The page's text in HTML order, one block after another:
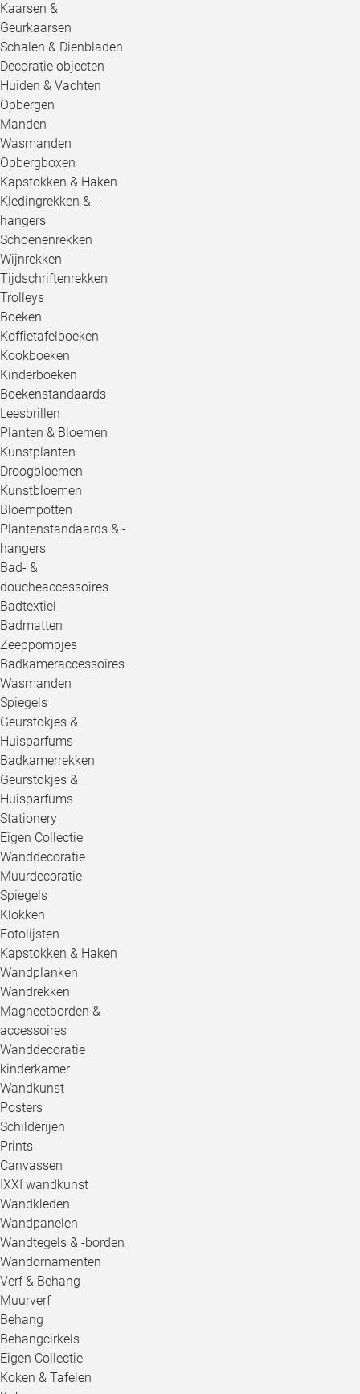
Kaarsen &
Geurkaarsen
Schalen & Dienbladen
Decoratie objecten
Huiden & Vachten
Opbergen
Manden
Wasmanden
Opbergboxen
Kapstokken & Haken
Kledingrekken & -
hangers
Schoenenrekken
Wijnrekken
Tijdschriftenrekken
Trolleys
Boeken
Koffietafelboeken
Kookboeken
Kinderboeken
Boekenstandaards
Leesbrillen
Planten & Bloemen
Kunstplanten
Droogbloemen
Kunstbloemen
Bloempotten
Plantenstandaards & -
hangers
Bad- &
doucheaccessoires
Badtextiel
Badmatten
Zeeppompjes
Badkameraccessoires
Wasmanden
Spiegels
Geurstokjes &
Huisparfums
Badkamerrekken
Geurstokjes &
Huisparfums
Stationery
Eigen Collectie
Wanddecoratie
Muurdecoratie
Spiegels
Klokken
Fotolijsten
Kapstokken & Haken
Wandplanken
Wandrekken
Magneetborden & -
accessoires
Wanddecoratie
kinderkamer
Wandkunst
Posters
Schilderijen
Prints
Canvassen
IXXI wandkunst
Wandkleden
Wandpanelen
Wandtegels & -borden
Wandornamenten
Verf & Behang
Muurverf
Behang
Behangcirkels
Eigen Collectie
Koken & Tafelen